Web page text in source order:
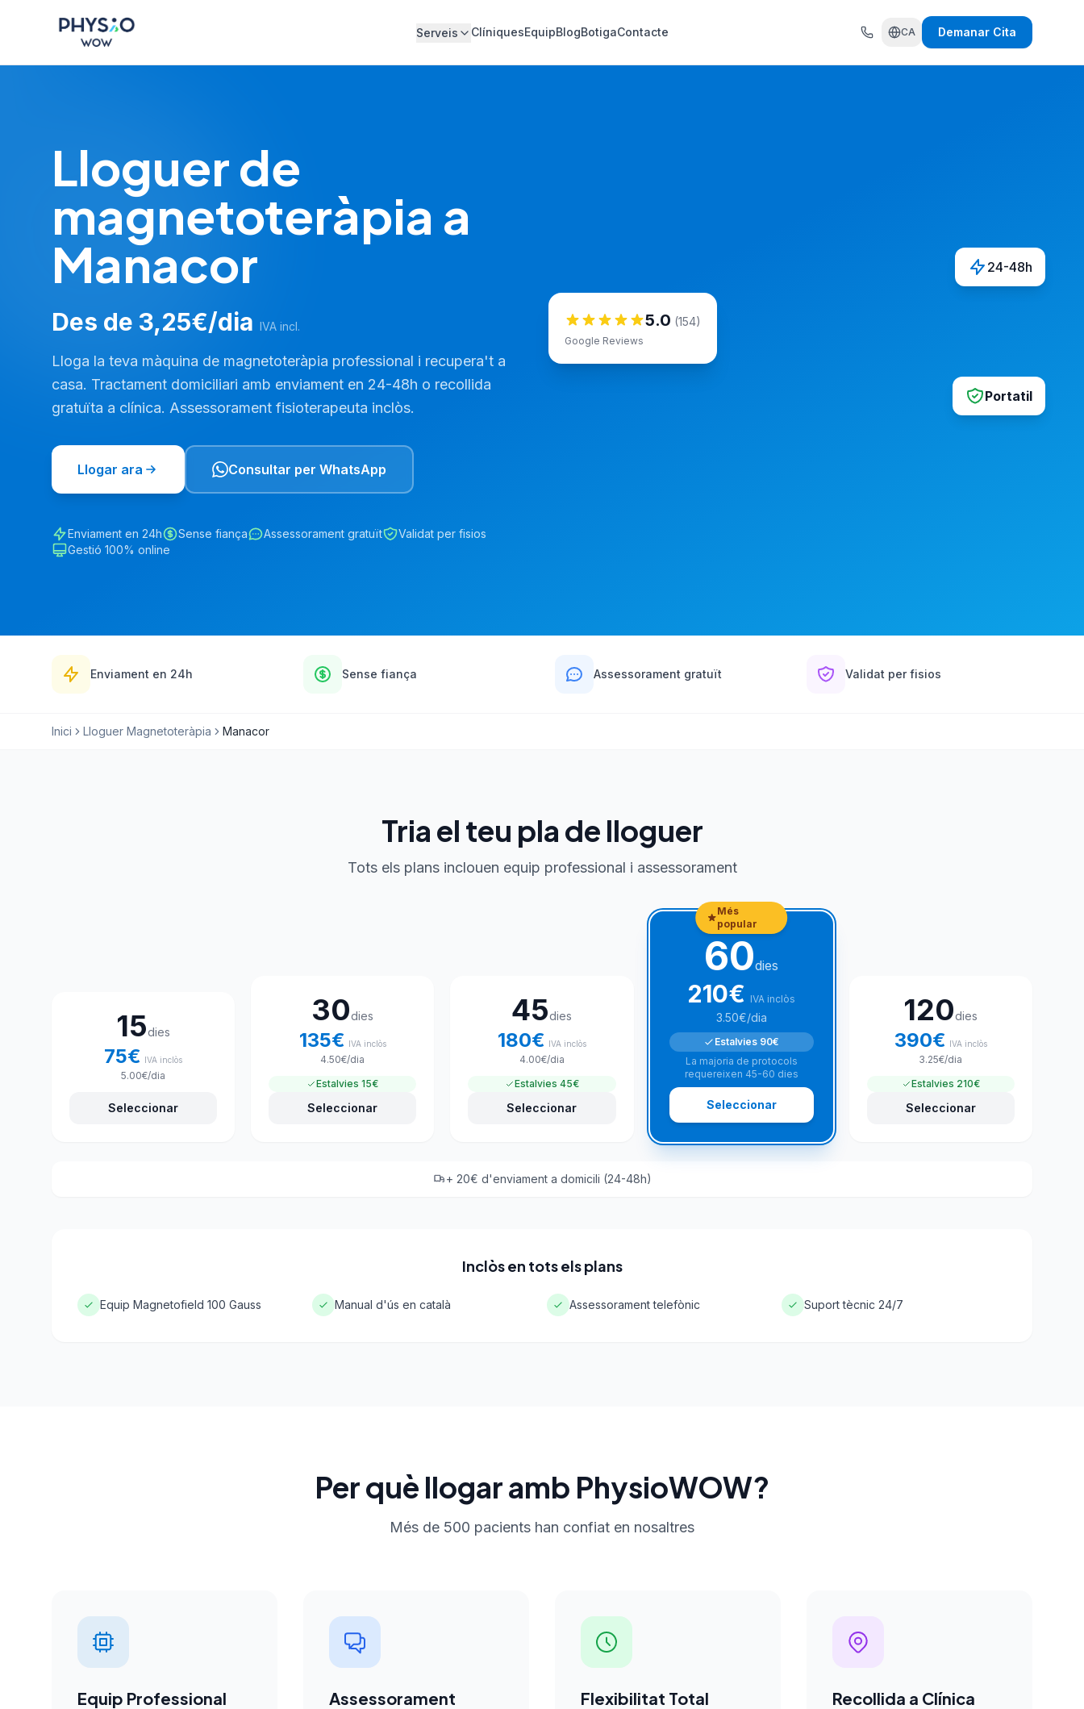
Physio WOW
Serveis ClíniquesEquipBlogBotigaContacte CA Demanar Cita
Lloguer de
magnetoteràpia a
Manacor
Des de 3,25€/dia IVA incl.
Lloga la teva màquina de magnetoteràpia professional i recupera't a
casa. Tractament domiciliari amb enviament en 24-48h o recollida
gratuïta a clínica. Assessorament fisioterapeuta inclòs.
Llogar ara Consultar per WhatsApp
Enviament en 24h Sense fiança Assessorament gratuït
Validat per fisios
Gestió 100% online
5.0 (154)
Google Reviews
Portatil
24-48h
Enviament en 24h Sense fiança Assessorament gratuït Validat per fisios
Inici Lloguer Magnetoteràpia Manacor
Tria el teu pla de lloguer
Tots els plans inclouen equip professional i assessorament
15dies
75€ IVA inclòs
5.00€/dia
Seleccionar
30dies
135€ IVA inclòs
4.50€/dia
Estalvies 15€
Seleccionar
45dies
180€ IVA inclòs
4.00€/dia
Estalvies 45€
Seleccionar
Més
popular
60dies
210€ IVA inclòs
3.50€/dia
Estalvies 90€
La majoria de protocols
requereixen 45-60 dies
Seleccionar
120dies
390€ IVA inclòs
3.25€/dia
Estalvies 210€
Seleccionar
+ 20€ d'enviament a domicili (24-48h)
Inclòs en tots els plans
Equip Magnetofield 100 Gauss Manual d'ús en català Assessorament telefònic Suport tècnic 24/7
Per què llogar amb PhysioWOW?
Més de 500 pacients han confiat en nosaltres
Equip Professional
Assessorament
Flexibilitat Total Recollida a Clínica